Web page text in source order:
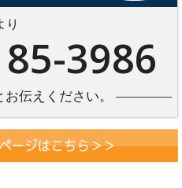
り
3986
お伝えください。